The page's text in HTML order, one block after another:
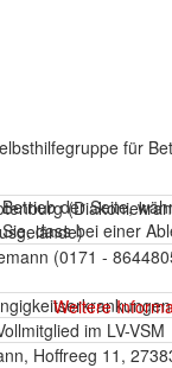
für
(0171 -
im LV-VSM
Hoffreeg 11,
der Seite,
dass bei einer
Weitere